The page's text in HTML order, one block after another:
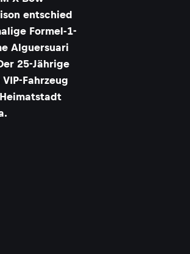
entschied
Formel-1-
Alguersuari
25-Jährige
Fahrzeug